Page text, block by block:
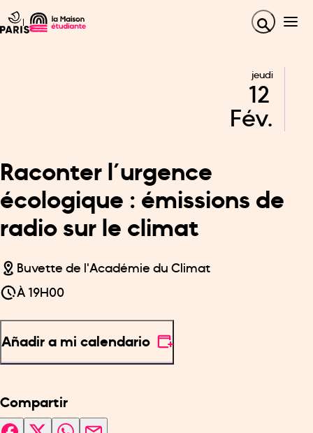
jeudi
12
Fév.
Raconter l’urgence
écologique : émissions de
radio sur le climat
Buvette de l'Académie du Climat
À 19H00
Añadir a mi calendario
Compartir